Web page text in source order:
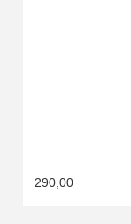
290,00